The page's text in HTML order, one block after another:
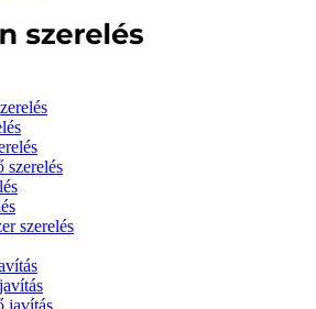
szerelés
szerelés
javítás